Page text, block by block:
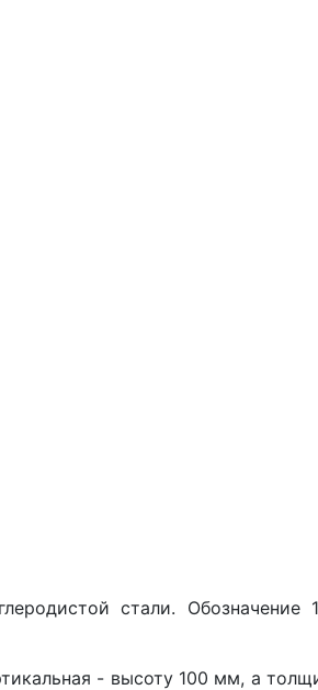
стали. Обозначение
- высоту 100 мм, а